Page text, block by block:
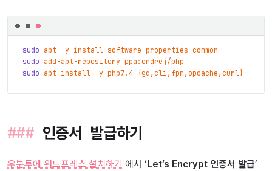
sudo apt -y install software-properties-common
sudo add-apt-repository ppa:ondrej/php
sudo apt install -y php7.4-{gd,cli,fpm,opcache,curl}
인증서 발급하기
우분투에 워드프레스 설치하기 에서 ‘ Let’s Encrypt 인증서 발급’